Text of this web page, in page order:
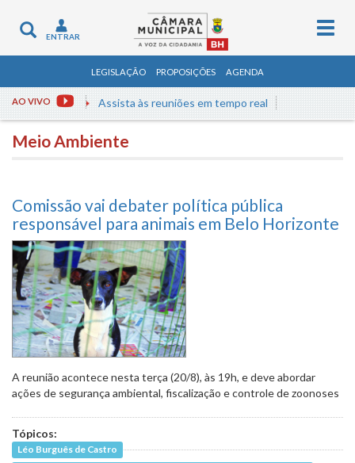
Toggle
navigation
ENTRAR
LEGISLAÇÃO PROPOSIÇÕES AGENDA
AO VIVO Assista às reuniões em tempo real
Meio Ambiente
Comissão vai debater política pública
responsável para animais em Belo Horizonte
A reunião acontece nesta terça (20/8), às 19h, e deve abordar
ações de segurança ambiental, fiscalização e controle de zoonoses
Tópicos:
Léo Burguês de Castro